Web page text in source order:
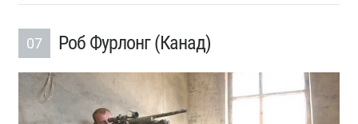
07 Роб Фурлонг (Канад)